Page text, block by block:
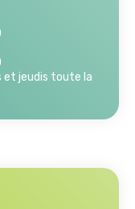
et jeudis toute la